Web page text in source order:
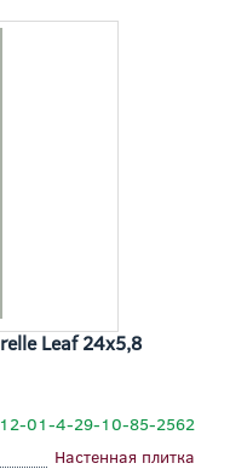
Leaf 24x5,8
12-01-4-29-10-85-2562
Настенная плитка